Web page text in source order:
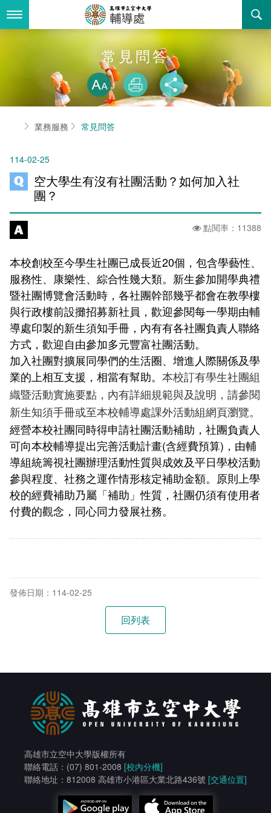
到
要
組織職掌
聯絡資訊
活動花絮
諮詢信箱
業務服務
法令規章
性別平等教育委員會
獎助學金一覽表
學生輔導委員會
學生社團
工讀生專區
學生申訴評議委員會
人力銀行
線上報名
友善校園
特殊教育服務
常見問答
相關連結
生對生校園霸凌事件處理流程圖
書表下載
回空大首頁
常見問答
略過字型切
放大
列印 分享
首頁業務服務 常見問答
114-02-25
空大學生有沒有社團活動？如何加入社
團？
點閱率：11388
本校創校至今學生社團已成長近20個，包含學藝性、
服務性、康樂性、綜合性幾大類。新生參加開學典禮
暨社團博覽會活動時，各社團幹部幾乎都會在教學樓
與行政樓前設攤招募新社員，歡迎參閱每一學期由輔
導處印製的新生須知手冊，內有有各社團負責人聯絡
方式，歡迎自由參加多元豐富社團活動。
加入社團對擴展同學們的生活圈、增進人際關係及學
業的上相互支援，相當有幫助。 本校訂有學生社團組
織暨活動實施要點，內有詳細規範與及說明，請參閱
新生知須手冊或至本校輔導處課外活動組網頁瀏覽。
經營本校社團同時得申請社團活動補助，社團負責人
可向本校輔導提出完善活動計畫(含經費預算)，由輔
導組統籌視社團辦理活動性質與成效及平日學校活動
參與程度、社務之運作情形核定補助金額。原則上學
校的經費補助乃屬「補助」性質，社團仍須有使用者
付費的觀念，同心同力發展社務。
發佈日期：114-02-25
高雄市立空中大學版權所有
聯絡電話：(07) 801-2008 [校內分機]
聯絡地址：812008 高雄市小港區大業北路436號 [交通位置]